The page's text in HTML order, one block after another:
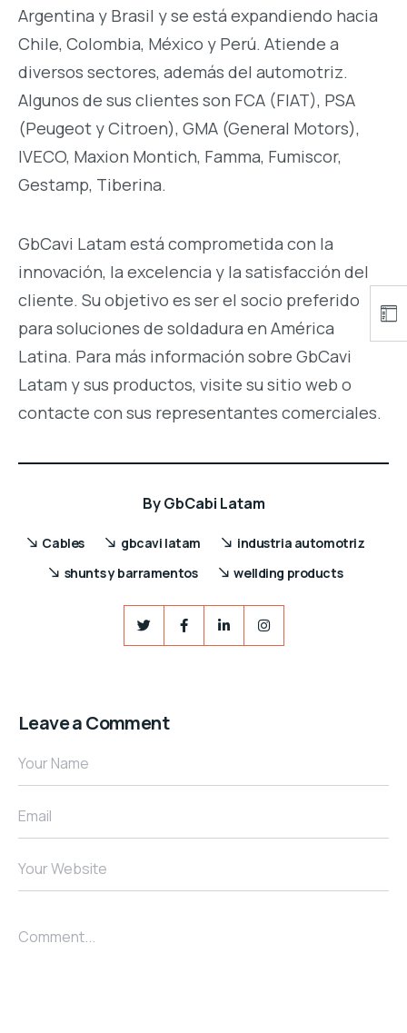
Argentina y Brasil y se está expandiendo hacia
Chile, Colombia, México y Perú. Atiende a
diversos sectores, además del automotriz.
Algunos de sus clientes son FCA (FIAT), PSA
(Peugeot y Citroen), GMA (General Motors),
IVECO, Maxion Montich, Famma, Fumiscor,
Gestamp, Tiberina.
GbCavi Latam está comprometida con la
innovación, la excelencia y la satisfacción del
cliente. Su objetivo es ser el socio preferido
para soluciones de soldadura en América
Latina. Para más información sobre GbCavi
Latam y sus productos, visite su sitio web o
contacte con sus representantes comerciales.
ByGbCabi Latam
Cables gbcavi latam
industria automotriz
shunts y barramentos
wellding products
Leave a Comment
Your Name
Email
Your Website
Comment...